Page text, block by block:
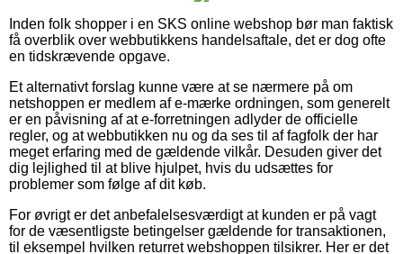
Inden folk shopper i en SKS online webshop bør man faktisk
få overblik over webbutikkens handelsaftale, det er dog ofte
en tidskrævende opgave.
Et alternativt forslag kunne være at se nærmere på om
netshoppen er medlem af e-mærke ordningen, som generelt
er en påvisning af at e-forretningen adlyder de officielle
regler, og at webbutikken nu og da ses til af fagfolk der har
meget erfaring med de gældende vilkår. Desuden giver det
dig lejlighed til at blive hjulpet, hvis du udsættes for
problemer som følge af dit køb.
For øvrigt er det anbefalelsesværdigt at kunden er på vagt
for de væsentligste betingelser gældende for transaktionen,
til eksempel hvilken returret webshoppen tilsikrer. Her er det